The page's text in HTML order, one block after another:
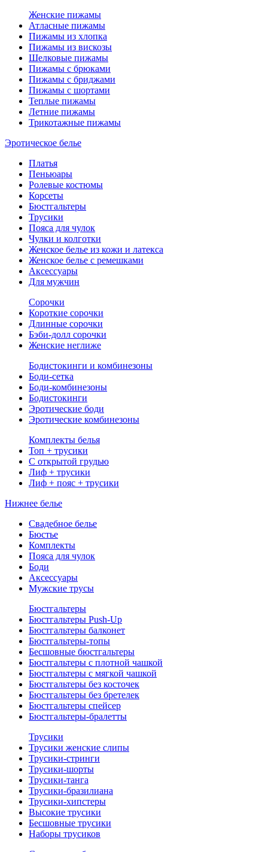
Женские пижамы
Атласные пижамы
Пижамы из хлопка
Пижамы из вискозы
Шелковые пижамы
Пижамы с брюками
Пижамы с бриджами
Пижамы с шортами
Теплые пижамы
Летние пижамы
Трикотажные пижамы
Эротическое белье
Платья
Пеньюары
Ролевые костюмы
Корсеты
Бюстгальтеры
Трусики
Пояса для чулок
Чулки и колготки
Женское белье из кожи и латекса
Женское белье с ремешками
Аксессуары
Для мужчин
Сорочки
Короткие сорочки
Длинные сорочки
Бэби-долл сорочки
Женские неглиже
Бодистокинги и комбинезоны
Боди-сетка
Боди-комбинезоны
Бодистокинги
Эротические боди
Эротические комбинезоны
Комплекты белья
Топ + трусики
С открытой грудью
Лиф + трусики
Лиф + пояс + трусики
Нижнее белье
Свадебное белье
Бюстье
Комплекты
Пояса для чулок
Боди
Аксессуары
Мужские трусы
Бюстгальтеры
Бюстгальтеры Push-Up
Бюстгальтеры балконет
Бюстгальтеры-топы
Бесшовные бюстгальтеры
Бюстгальтеры с плотной чашкой
Бюстгальтеры с мягкой чашкой
Бюстгальтеры без косточек
Бюстгальтеры без бретелек
Бюстгальтеры спейсер
Бюстгальтеры-бралетты
Трусики
Трусики женские слипы
Трусики-стринги
Трусики-шорты
Трусики-танга
Трусики-бразилиана
Трусики-хипстеры
Высокие трусики
Бесшовные трусики
Наборы трусиков